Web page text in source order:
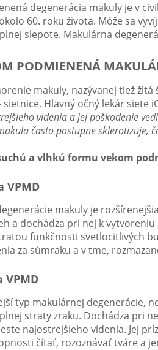
degenerácia makuly je v
60. roku života. Môže sa
slepote. Makulárna
PODMIENENÁ
makuly, nazývanej tiež
Hlavný očný lekár siete
videnia a jej poškodenie
často postupne sklerotizuje,
a vlhkú formu vekom
VPMD
makuly je
a dochádza pri nej k
funkčnosti svetlocitlivých
za súmraku a v tme,
typ makulárnej degenerácie,
straty zraku. Dochádza pri
najostrejšieho videnia. Jej
čítať, rozoznávať tváre a